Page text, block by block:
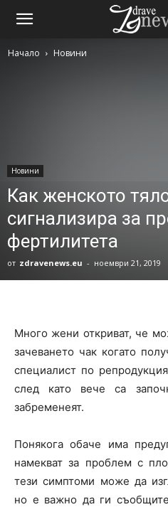
Начало Новини
Новини
Как женското
сигнализира за
фертилитета
от zdravenews.eu - ноември 21, 2019
Много жени откриват, че
зачеването чак когато
специалист по
след като вече са
забременеят.
Понякога обаче има
намекват за проблем с
тези симптоми може да
но е важно да ги